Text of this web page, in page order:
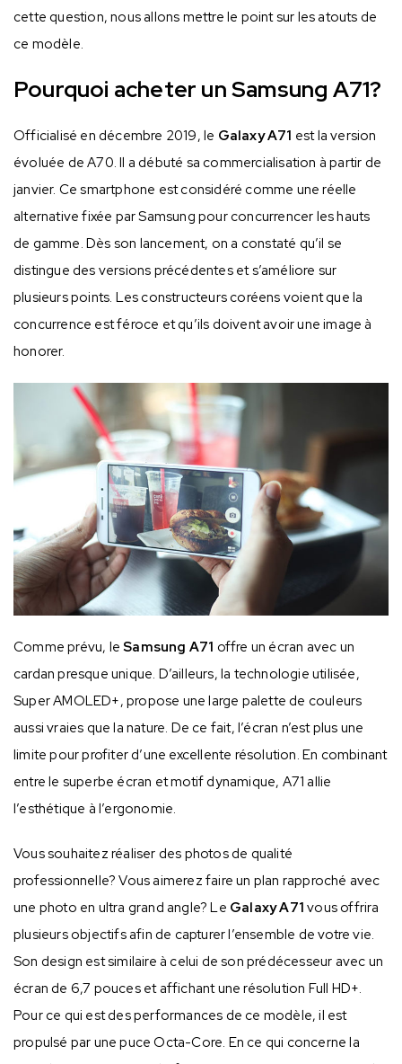
cette question, nous allons mettre le point sur les atouts de
ce modèle.
Pourquoi acheter un Samsung A71?
Officialisé en décembre 2019, le Galaxy A71 est la version
évoluée de A70. Il a débuté sa commercialisation à partir de
janvier. Ce smartphone est considéré comme une réelle
alternative fixée par Samsung pour concurrencer les hauts
de gamme. Dès son lancement, on a constaté qu’il se
distingue des versions précédentes et s’améliore sur
plusieurs points. Les constructeurs coréens voient que la
concurrence est féroce et qu’ils doivent avoir une image à
honorer.
Comme prévu, leSamsung A71 offre un écran avec un
cardan presque unique. D’ailleurs, la technologie utilisée,
Super AMOLED+, propose une large palette de couleurs
aussi vraies que la nature. De ce fait, l’écran n’est plus une
limite pour profiter d’une excellente résolution. En combinant
entre le superbe écran et motif dynamique, A71 allie
l’esthétique à l’ergonomie.
Vous souhaitez réaliser des photos de qualité
professionnelle? Vous aimerez faire un plan rapproché avec
une photo en ultra grand angle? Le Galaxy A71 vous offrira
plusieurs objectifs afin de capturer l’ensemble de votre vie.
Son design est similaire à celui de son prédécesseur avec un
écran de 6,7 pouces et affichant une résolution Full HD+.
Pour ce qui est des performances de ce modèle, il est
propulsé par une puce Octa-Core. En ce qui concerne la